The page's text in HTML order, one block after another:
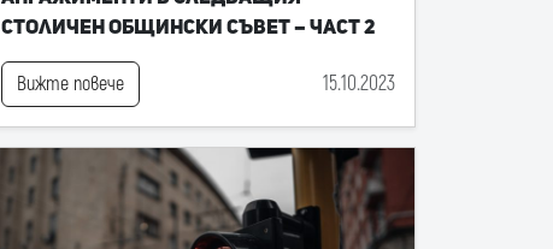
Столичен общински съвет – част 2
Вижте повече 15.10.2023